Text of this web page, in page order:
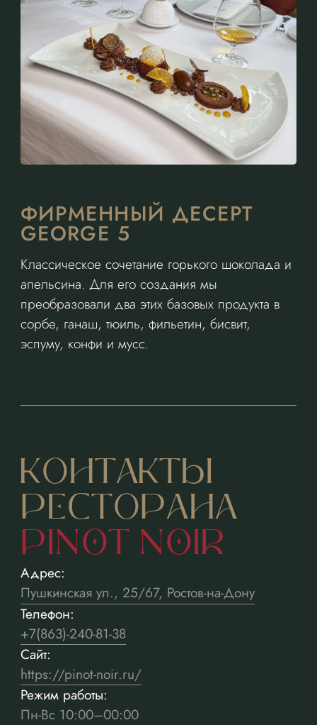
ФИРМЕННЫЙ ДЕСЕРТ
GEORGE 5
Классическое сочетание горького шоколада и
апельсина. Для его создания мы
преобразовали два этих базовых продукта в
сорбе, ганаш, тюиль, фильетин, бисвит,
эспуму, конфи и мусс.
КОНТАКТЫ
РЕСТОРАНА
PINOT NOIR
Адрес:
Пушкинская ул., 25/67, Ростов-на-Дону
Телефон:
+7(863)-240-81-38
Сайт:
https://pinot-noir.ru/
Режим работы:
Пн-Вс 10:00–00:00